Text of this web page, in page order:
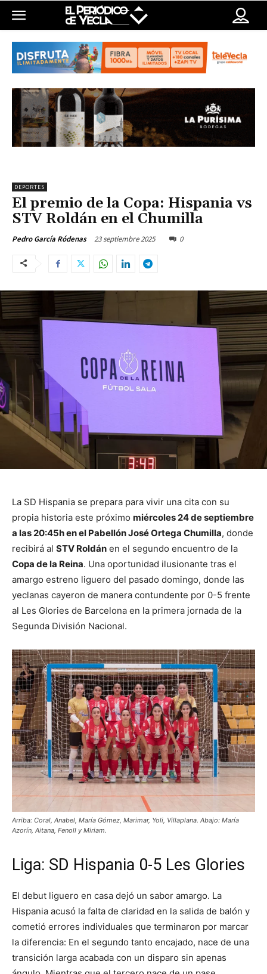
DEPORTES
El premio de la Copa: Hispania vs
STV Roldán en el Chumilla
Pedro García Ródenas 23 septiembre 2025 0
La SD Hispania se prepara para vivir una cita con su
propia historia este próximo miércoles 24 de septiembre
a las 20:45h en el Pabellón José Ortega Chumilla, donde
recibirá al STV Roldán en el segundo encuentro de la
Copa de la Reina. Una oportunidad ilusionante tras el
amargo estreno liguero del pasado domingo, donde las
yeclanas cayeron de manera contundente por 0-5 frente
al Les Glories de Barcelona en la primera jornada de la
Segunda División Nacional.
Arriba: Coral, Anabel, María Gómez, Marimar, Yoli, Villaplana. Abajo: María
Azorín, Aitana, Fenoll y Miriam.
Liga: SD Hispania 0-5 Les Glories
El debut liguero en casa dejó un sabor amargo. La
Hispania acusó la falta de claridad en la salida de balón y
cometió errores individuales que terminaron por marcar
la diferencia: En el segundo tanto encajado, nace de una
transición larga acabada con un disparo sin apenas